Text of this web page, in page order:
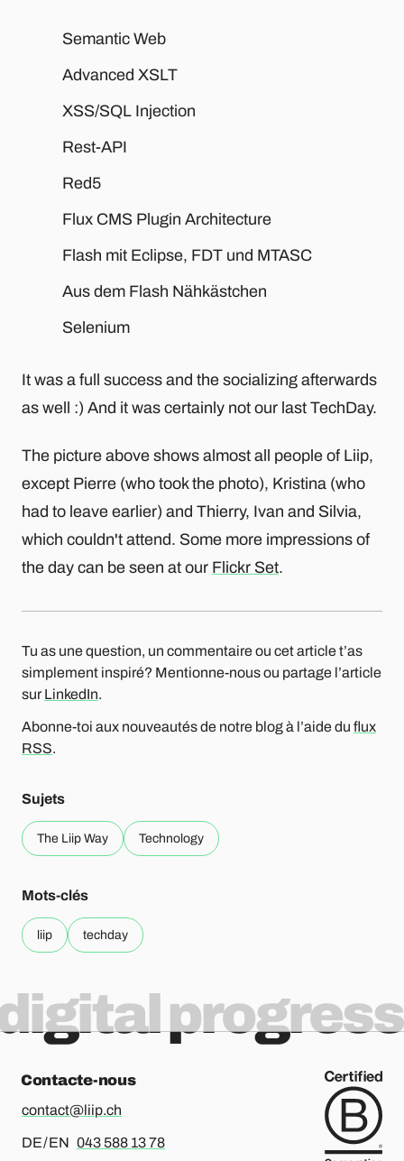
Semantic Web
Advanced XSLT
XSS/SQL Injection
Rest-API
Red5
Flux CMS Plugin Architecture
Flash mit Eclipse, FDT und MTASC
Aus dem Flash Nähkästchen
Selenium
It was a full success and the socializing afterwards
as well :) And it was certainly not our last TechDay.
The picture above shows almost all people of Liip,
except Pierre (who took the photo), Kristina (who
had to leave earlier) and Thierry, Ivan and Silvia,
which couldn't attend. Some more impressions of
the day can be seen at our Flickr Set.
Tu as une question, un commentaire ou cet article t’as
simplement inspiré? Mentionne-nous ou partage l’article
sur LinkedIn.
Abonne-toi aux nouveautés de notre blog à l’aide du flux
RSS.
Sujets
The Liip Way Technology
Mots-clés
liip techday
progress
Contacte-nous
contact@liip.ch
DE / EN Pour l’allemand ou l’anglais, merci d’appeler le
043 588 13 78